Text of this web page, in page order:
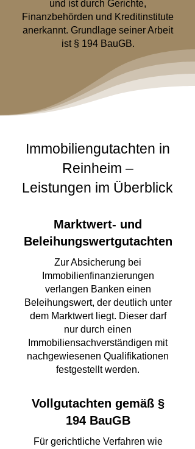
und ist durch Gerichte,
Finanzbehörden und Kreditinstitute
anerkannt. Grundlage seiner Arbeit
ist § 194 BauGB.
Immobiliengutachten in
Reinheim –
Leistungen im Überblick
Marktwert- und
Beleihungswertgutachten
Zur Absicherung bei
Immobilienfinanzierungen
verlangen Banken einen
Beleihungswert, der deutlich unter
dem Marktwert liegt. Dieser darf
nur durch einen
Immobiliensachverständigen mit
nachgewiesenen Qualifikationen
festgestellt werden.
Vollgutachten gemäß §
194 BauGB
Für gerichtliche Verfahren wie